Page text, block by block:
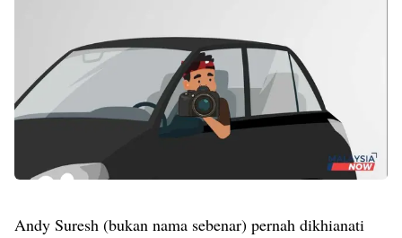
Andy Suresh (bukan nama sebenar) pernah dikhianati